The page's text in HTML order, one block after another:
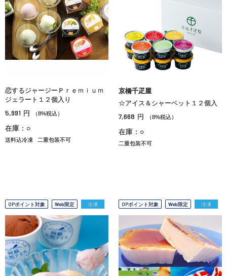
恋するジャージーＰｒｅｍｉｕｍ
ジェラート１２個入り
5,991 円 （8%税込）
在庫：○
送料込冷凍 二重包装不可
京橋千疋屋
☆アイス＆シャーベット１２個入
7,668 円 （8%税込）
在庫：○
二重包装不可
OPポイント対象 Web限定 冷凍 OPポイント対象 Web限定 冷凍